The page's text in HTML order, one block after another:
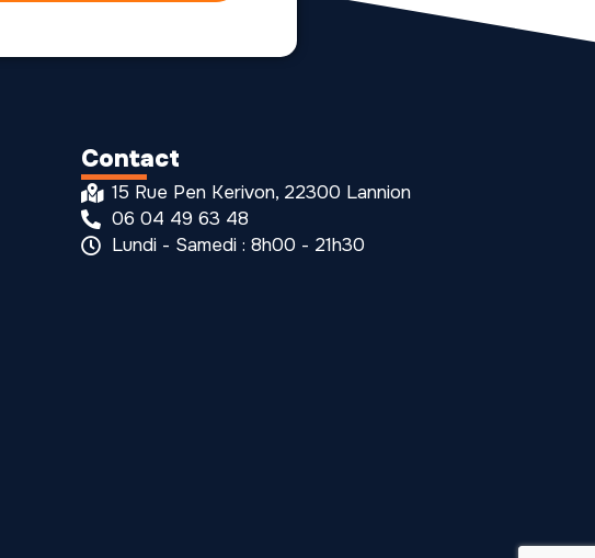
Contact
15 Rue Pen Kerivon, 22300 Lannion
06 04 49 63 48
Lundi - Samedi : 8h00 - 21h30